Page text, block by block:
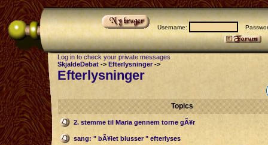
Username:
Log in to check your private messages
SkjaldeDebat -> Efterlysninger ->
Efterlysninger
Topics
2. stemme til Maria gennem torne gÃ¥r
sang: " bÃ¥let blusser " efterlyses